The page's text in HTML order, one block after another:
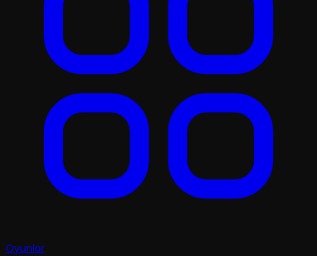
Oyunlar